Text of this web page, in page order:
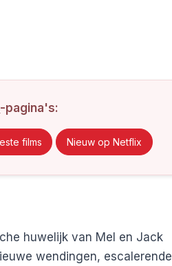
-pagina's:
films Nieuw op Netflix
huwelijk van Mel en Jack
wendingen, escalerende